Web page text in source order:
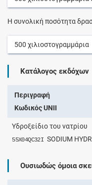
Η συνολική ποσότητα
500 χιλιοστογραμμάρια
Κατάλογος εκδόχων
Περιγραφή
Κωδικός UNII
Υδροξείδιο του νατρίου
55X04QC32I SODIUM
Ουσιωδώς όμοια